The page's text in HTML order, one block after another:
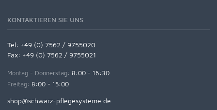
KONTAKTIEREN SIE UNS
Tel: +49 (0) 7562 / 9755020
Fax: +49 (0) 7562 / 9755021
Montag - Donnerstag: 8:00 - 16:30
Freitag: 8:00 - 15:00
shop@schwarz-pflegesysteme.de